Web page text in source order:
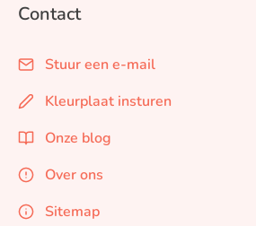
Contact
Stuur een e-mail
Kleurplaat insturen
Onze blog
Over ons
Sitemap